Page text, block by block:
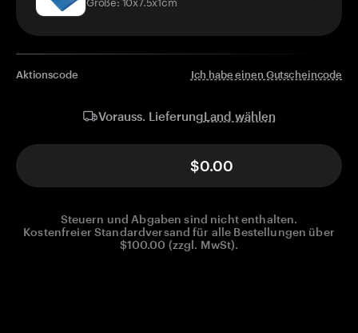
Aktionscode Ich habe einen Gutscheincode
Vorauss. LieferungLand wählen
$0.00
Steuern und Abgaben sind nicht enthalten.
Kostenfreier Standardversand für alle Bestellungen über
$100.00 (zzgl. MwSt).